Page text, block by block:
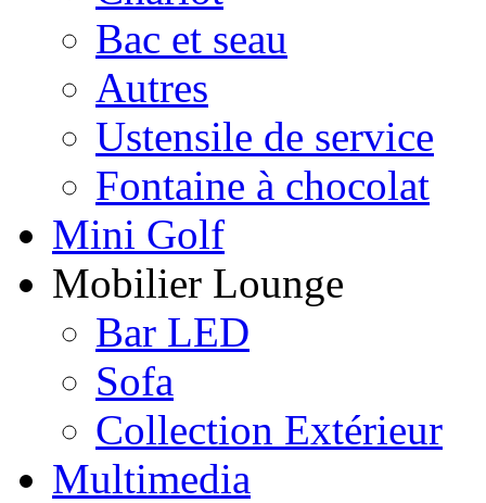
Bac et seau
Autres
Ustensile de service
Fontaine à chocolat
Mini Golf
Mobilier Lounge
Bar LED
Sofa
Collection Extérieur
Multimedia